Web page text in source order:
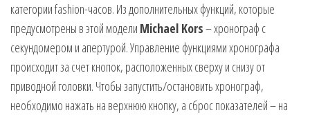
категории fashion-часов. Из дополнительных функций, которые
предусмотрены в этой модели Michael Kors– хронограф с
секундомером и апертурой. Управление функциями хронографа
происходит за счет кнопок, расположенных сверху и снизу от
приводной головки. Чтобы запустить/остановить хронограф,
необходимо нажать на верхнюю кнопку, а сброс показателей – на